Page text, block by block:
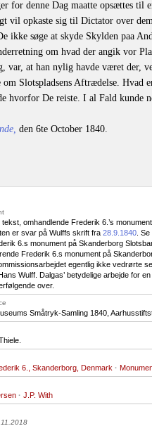
for denne Dag maatte opsættes til
vil opkaste sig til Dictator over
ikke søge at skyde Skylden paa
om hvad der angik vor
var, at han nylig havde været der,
om Slotspladsens Aftrædelse. Hvad
hvorfor De reiste. I al Fald kunde
den 6te October 1840.
omhandlende Frederik 6.’s
er svar på Wulffs skrift fra 28.9.1840 .
6.s monument på Skanderborg
Frederik 6.s monument på
egentlig ikke vedrørte
Wulff. Dalgas’ betydelige arbejde for
over.
Småtryk-Samling 1840,
6., Skanderborg, Denmark ·
· J.P. With